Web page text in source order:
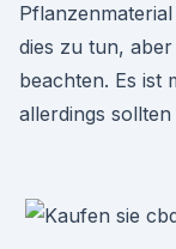
dies zu tun,
beachten. Es ist
allerdings